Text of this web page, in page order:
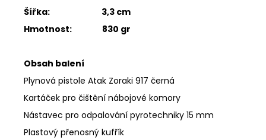
Šířka: 3,3 cm
Hmotnost: 830 gr
Obsah balení
Plynová pistole Atak Zoraki 917 černá
Kartáček pro čištění nábojové komory
Nástavec pro odpalování pyrotechniky 15 mm
Plastový přenosný kufřík